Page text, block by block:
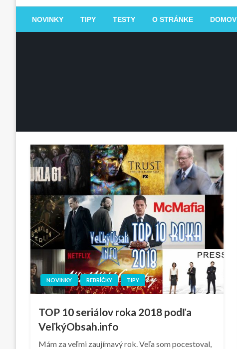
NOVINKY TIPY TESTY O STRÁNKE DOMOV
NOVINKY REBRÍČKY TIPY
TOP 10 seriálov roka 2018 podľa
VeľkýObsah.info
Mám za veľmi zaujímavý rok. Veľa som pocestoval,